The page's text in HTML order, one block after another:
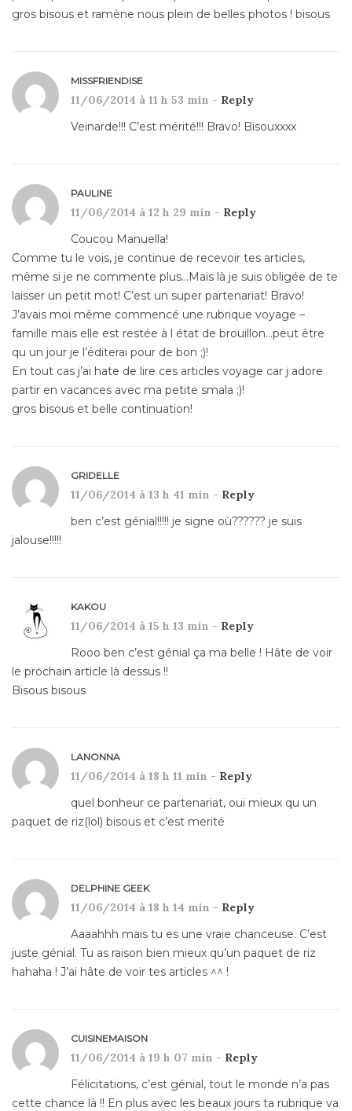
gros bisous et ramène nous plein de belles photos ! bisous
MISSFRIENDISE
11/06/2014 à 11 h 53 min - Reply
Veinarde!!! C’est mérité!!! Bravo! Bisouxxxx
PAULINE
11/06/2014 à 12 h 29 min - Reply
Coucou Manuella!
Comme tu le vois, je continue de recevoir tes articles,
même si je ne commente plus…Mais là je suis obligée de te
laisser un petit mot! C’est un super partenariat! Bravo!
J’avais moi même commencé une rubrique voyage –
famille mais elle est restée à l état de brouillon…peut être
qu un jour je l’éditerai pour de bon ;)!
En tout cas j’ai hate de lire ces articles voyage car j adore
partir en vacances avec ma petite smala ;)!
gros bisous et belle continuation!
GRIDELLE
11/06/2014 à 13 h 41 min - Reply
ben c’est génial!!!!! je signe où?????? je suis
jalouse!!!!!
KAKOU
11/06/2014 à 15 h 13 min - Reply
Rooo ben c’est génial ça ma belle ! Hâte de voir
le prochain article là dessus !!
Bisous bisous
LANONNA
11/06/2014 à 18 h 11 min - Reply
quel bonheur ce partenariat, oui mieux qu un
paquet de riz(lol) bisous et c’est merité
DELPHINE GEEK
11/06/2014 à 18 h 14 min - Reply
Aaaahhh mais tu es une vraie chanceuse. C’est
juste génial. Tu as raison bien mieux qu’un paquet de riz
hahaha ! J’ai hâte de voir tes articles ^^ !
CUISINEMAISON
11/06/2014 à 19 h 07 min - Reply
Félicitations, c’est génial, tout le monde n’a pas
cette chance là !! En plus avec les beaux jours ta rubrique va